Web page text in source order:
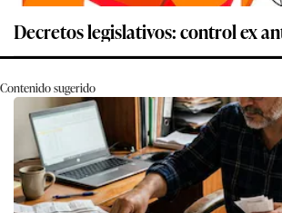
Decretos legislativos: control ex
Contenido sugerido